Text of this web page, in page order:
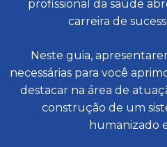
profissional da saúde
carreira de
Neste guia,
necessárias para você
destacar na área de
construção de um
humanizado